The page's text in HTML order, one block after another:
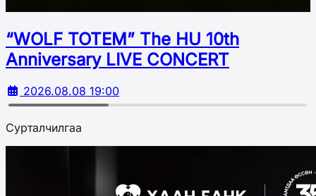
“WOLF TOTEM” The HU 10th
Аnniversary LIVE CONCERT
2026.08.08 19:00
Сурталчилгаа